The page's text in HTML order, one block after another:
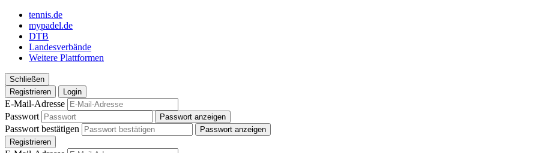
tennis.de
mypadel.de
DTB
Landesverbände
Weitere Plattformen
Schließen
Registrieren
Login
E-Mail-Adresse
Passwort
Passwort anzeigen
Passwort bestätigen
Passwort anzeigen
Registrieren